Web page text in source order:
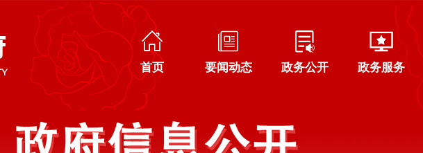
首页 要闻动态 政务公开 政务服务